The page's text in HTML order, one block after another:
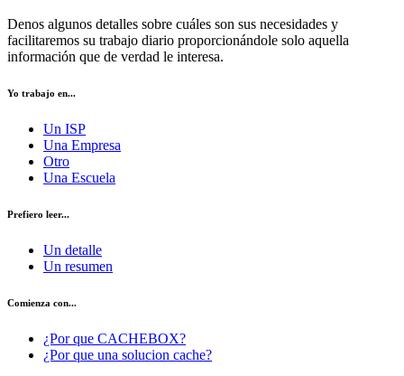
Denos algunos detalles sobre cuáles son sus necesidades y
facilitaremos su trabajo diario proporcionándole solo aquella
información que de verdad le interesa.
Yo trabajo en...
Un ISP
Una Empresa
Otro
Una Escuela
Prefiero leer...
Un detalle
Un resumen
Comienza con...
¿Por que CACHEBOX?
¿Por que una solucion cache?